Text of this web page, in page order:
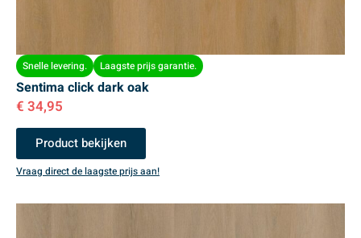
Snelle levering. Laagste prijs garantie.
Sentima click dark oak
€ 34,95
Product bekijken
Vraag direct de laagste prijs aan!